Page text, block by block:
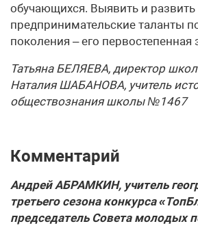
обучающихся. Выявить и развить
предпринимательские таланты
поколения – его первостепенная
Татьяна БЕЛЯЕВА, директор
Наталия ШАБАНОВА, учитель
обществознания школы №1467
Комментарий
Андрей АБРАМКИН, учитель
третьего сезона конкурса
председатель Совета молодых